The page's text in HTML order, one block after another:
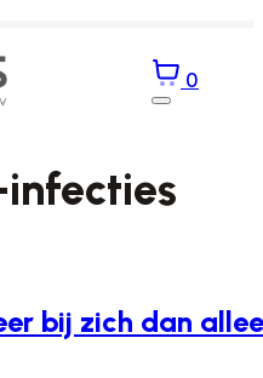
0
bij zich dan